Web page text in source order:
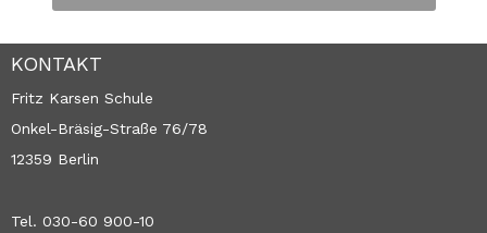
KONTAKT
Fritz Karsen Schule
Onkel-Bräsig-Straße 76/78
12359 Berlin
Tel. 030-60 900-10